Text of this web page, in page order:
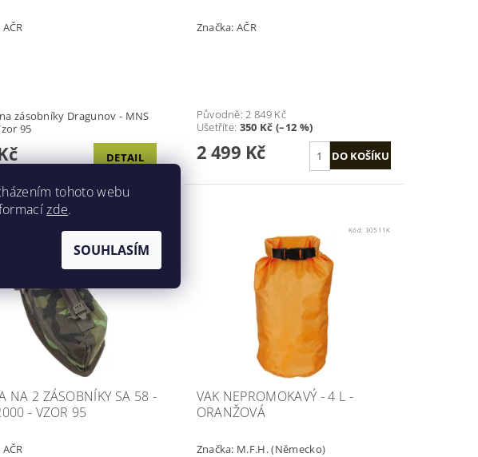
AČR
zásobníky Dragunov - MNS
95
DETAIL
Značka:AČR
Původně:2 849 Kč
Ušetříte: 350 Kč (–12 %)
2 499 Kč
Kód:630208A
NA 2 ZÁSOBNÍKY SA 58 -
- VZOR 95
AČR
Kód: 30511K
VAK NEPROMOKAVÝ - 4 L -
ORANŽOVÁ
Značka: M.F.H. (Německo)
tohoto webu
zde.
SOUHLASÍM